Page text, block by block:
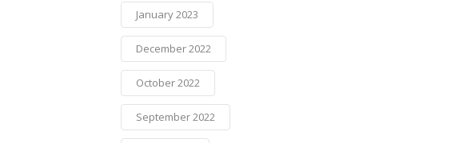
January 2023
December 2022
October 2022
September 2022